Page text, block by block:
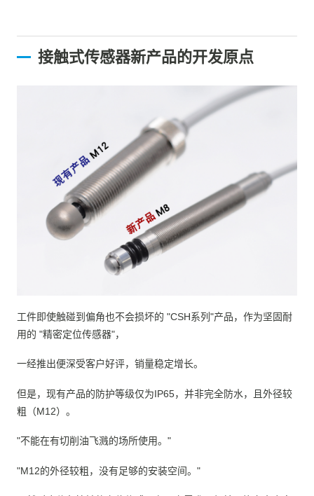
接触式传感器新产品的开发原点
工件即使触碰到偏角也不会损坏的 "CSH系列"产品，作为坚固耐
用的 "精密定位传感器"，
一经推出便深受客户好评，销量稳定增长。
但是，现有产品的防护等级仅为IP65，并非完全防水，且外径较
粗（M12）。
"不能在有切削油飞溅的场所使用。"
"M12的外径较粗，没有足够的安装空间。"